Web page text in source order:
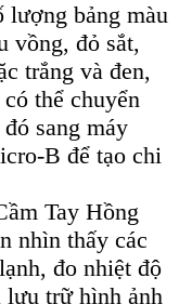
lượng bảng màu
vồng, đỏ sắt,
trắng và đen,
thể chuyển
ó sang máy
B để tạo chi
Tay Hồng
nhìn thấy các
đo nhiệt độ
lưu trữ hình ảnh